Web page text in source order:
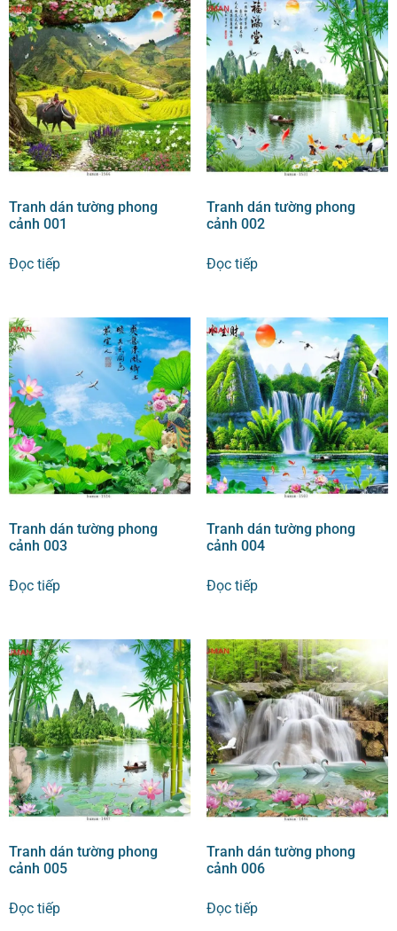
Tranh dán tường phong
cảnh 001
Đọc tiếp
Tranh dán tường phong
cảnh 002
Đọc tiếp
Tranh dán tường phong
cảnh 003
Đọc tiếp
Tranh dán tường phong
cảnh 004
Đọc tiếp
Tranh dán tường phong
cảnh 005
Đọc tiếp
Tranh dán tường phong
cảnh 006
Đọc tiếp